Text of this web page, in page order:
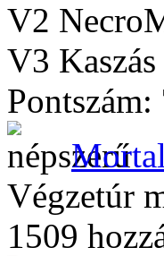
V2
V3
Pontszám:
Végzetúr
1509